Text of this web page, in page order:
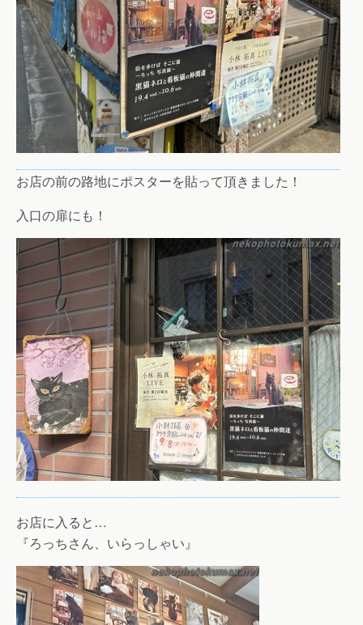
お店の前の路地にポスターを貼って頂きました！
入口の扉にも！
お店に入ると…
『ろっちさん、いらっしゃい』